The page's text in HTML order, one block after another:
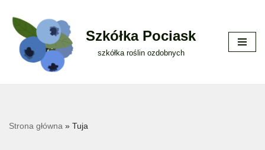
Przejdź
treści
Szkółka Pociask
szkółka roślin ozdobnych
Strona główna » Tuja